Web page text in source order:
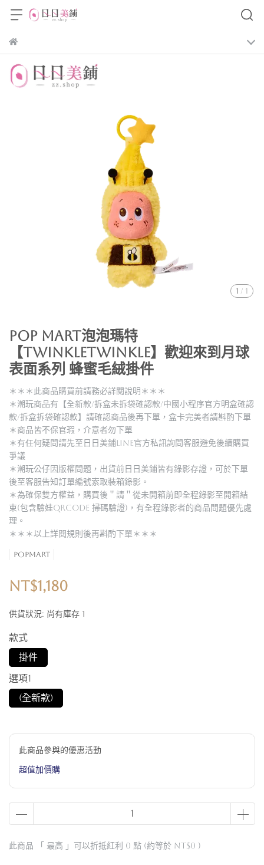
1 / 1
POP MART泡泡瑪特
【TWINKLETWINKLE】歡迎來到月球
表面系列 蜂蜜毛絨掛件
＊＊＊此商品購買前請務必詳閱說明＊＊＊
＊潮玩商品有【全新款/拆盒未拆袋確認款/中國小程序官方明盒確認
款/拆盒拆袋確認款】請確認商品後再下單，盒卡完美者請斟酌下單
＊商品皆不保官瑕，介意者勿下單
＊有任何疑問請先至日日美鋪LINE官方私訊詢問客服避免後續購買
爭議
＊潮玩公仔因版權問題，出貨前日日美鋪皆有錄影存證，可於下單
後至客服告知訂單編號索取裝箱錄影。
＊為確保雙方權益，購買後＂請＂從未開箱前即全程錄影至開箱結
束(包含驗娃QRCODE 掃碼驗證)，有全程錄影者的商品問題優先處
理。
＊＊＊以上詳閱規則後再斟酌下單＊＊＊
POPMART
NT$1,180
供貨狀況: 尚有庫存 1
款式
掛件
選項1
(全新款)
此商品參與的優惠活動
超值加價購
此商品 「 最高 」可以折抵紅利 0 點 (約等於 NT$0 )